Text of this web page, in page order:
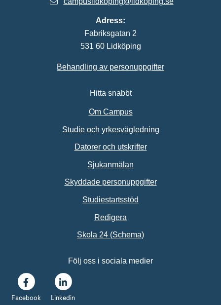
Adress:
Fabriksgatan 2
531 60 Lidköping
Behandling av personuppgifter
Hitta snabbt
Om Campus
Studie och yrkesvägledning
Datorer och utskrifter
Sjukanmälan
Skyddade personuppgifter
Studiestartsstöd
Redigera
Skola 24 (Schema)Länk till annan
Följ oss i sociala medier
Facebook Linkedin